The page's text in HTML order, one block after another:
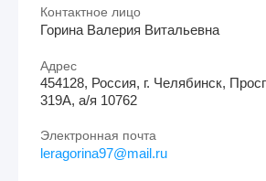
Контактное лицо
Горина Валерия Витальевна
Адрес
454128, Россия, г. Челябинск,
319А, а/я 10762
Электронная почта
leragorina97@mail.ru